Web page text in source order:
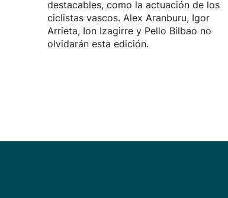
destacables, como la actuación de los
ciclistas vascos. Alex Aranburu, Igor
Arrieta, Ion Izagirre y Pello Bilbao no
olvidarán esta edición.